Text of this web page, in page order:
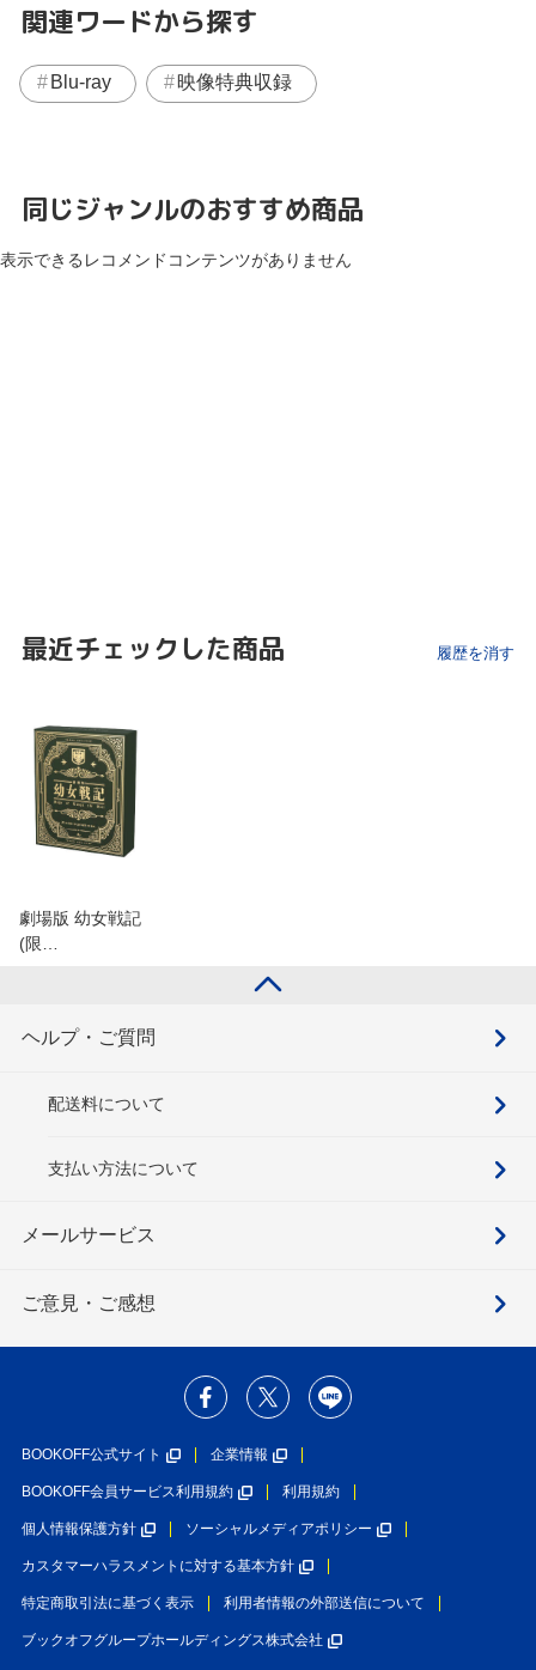
関連ワードから探す
Blu-ray 映像特典収録
同じジャンルのおすすめ商品
表示できるレコメンドコンテンツがありません
最近チェックした商品 履歴を消す
劇場版 幼女戦記
(限…
ヘルプ・ご質問
配送料について
支払い方法について
メールサービス
ご意見・ご感想
BOOKOFF公式サイト 企業情報
BOOKOFF会員サービス利用規約 利用規約
個人情報保護方針 ソーシャルメディアポリシー
カスタマーハラスメントに対する基本方針
特定商取引法に基づく表示 利用者情報の外部送信について
ブックオフグループホールディングス株式会社